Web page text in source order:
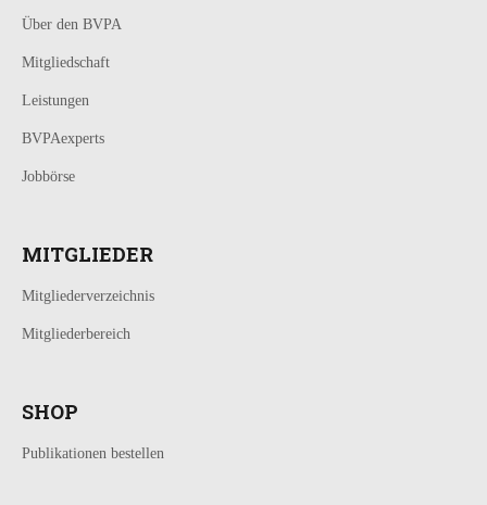
Über den BVPA
Mitgliedschaft
Leistungen
BVPAexperts
Jobbörse
MITGLIEDER
Mitgliederverzeichnis
Mitgliederbereich
SHOP
Publikationen bestellen